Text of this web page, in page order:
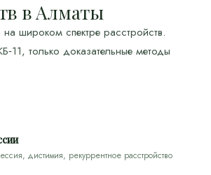
в Алматы
широком спектре расстройств.
только доказательные методы
дистимия, рекуррентное расстройство